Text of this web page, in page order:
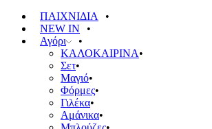
ΠΑΙΧΝΙΔΙΑ
NEW IN
Αγόρι
ΚΑΛΟΚΑΙΡΙΝΑ
Σετ
Μαγιό
Φόρμες
Γιλέκα
Αμάνικα